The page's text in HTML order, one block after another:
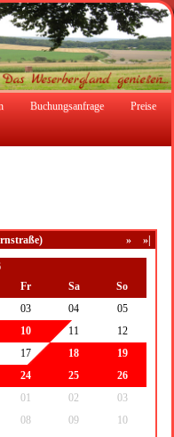
Buchungsanfrage Preise
» »|
Fr Sa
So
03 04
05
10 11
12
17 18
19
24 25
26
01 02
03
08 09 10